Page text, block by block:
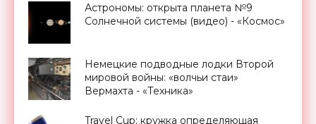
Астрономы: открыта планета №9
Солнечной системы (видео) - «Космос»
Немецкие подводные лодки Второй
мировой войны: «волчьи стаи»
Вермахта - «Техника»
Travel Cup: кружка определяющая